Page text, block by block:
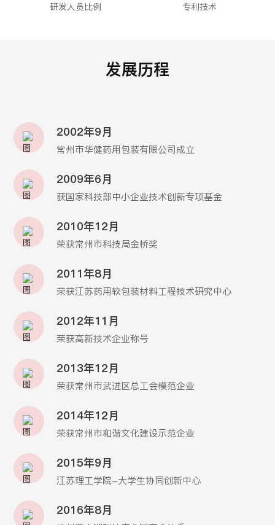
研发人员比例 专利技术
发展历程
2002年9月
常州市华健药用包装有限公司成立
2009年6月
获国家科技部中小企业技术创新专项基金
2010年12月
荣获常州市科技局金桥奖
2011年8月
荣获江苏药用软包装材料工程技术研究中心
2012年11月
荣获高新技术企业称号
2013年12月
荣获常州市武进区总工会模范企业
2014年12月
荣获常州市和谐文化建设示范企业
2015年9月
江苏理工学院-大学生协同创新中心
2016年8月